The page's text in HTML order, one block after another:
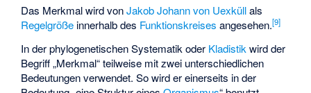
Das Merkmal wird vonJakob Johann von Uexküllals
Regelgröße innerhalb des Funktionskreises angesehen.[9]
In der phylogenetischen Systematik oder Kladistikwird der
Begriff „Merkmal“ teilweise mit zwei unterschiedlichen
Bedeutungen verwendet. So wird er einerseits in der